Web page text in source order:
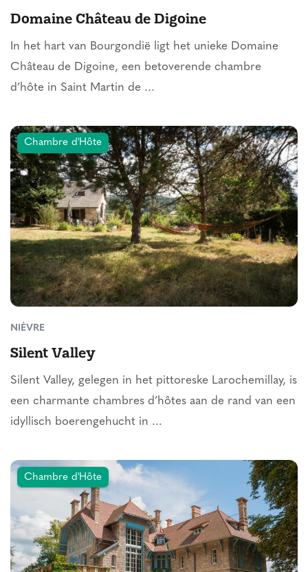
Domaine Château de Digoine
In het hart van Bourgondië ligt het unieke Domaine
Château de Digoine, een betoverende chambre
d’hôte in Saint Martin de ...
Chambre d'Hôte
NIÈVRE
Silent Valley
Silent Valley, gelegen in het pittoreske Larochemillay, is
een charmante chambres d’hôtes aan de rand van een
idyllisch boerengehucht in ...
Chambre d'Hôte